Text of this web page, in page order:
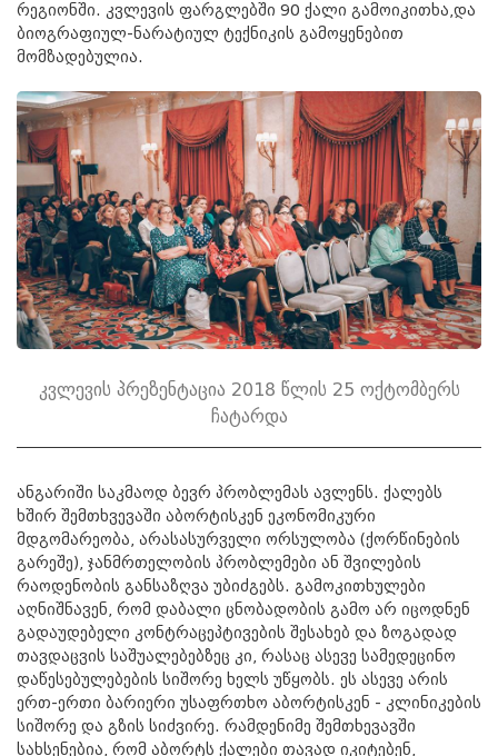
რეგიონში. კვლევის ფარგლებში 90 ქალი გამოიკითხა,და
ბიოგრაფიულ-ნარატიულ ტექნიკის გამოყენებით
მომზადებულია.
კვლევის პრეზენტაცია 2018 წლის 25 ოქტომბერს
ჩატარდა
ანგარიში საკმაოდ ბევრ პრობლემას ავლენს. ქალებს
ხშირ შემთხვევაში აბორტისკენ ეკონომიკური
მდგომარეობა, არასასურველი ორსულობა (ქორწინების
გარეშე), ჯანმრთელობის პრობლემები ან შვილების
რაოდენობის განსაზღვა უბიძგებს. გამოკითხულები
აღნიშნავენ, რომ დაბალი ცნობადობის გამო არ იცოდნენ
გადაუდებელი კონტრაცეპტივების შესახებ და ზოგადად
თავდაცვის საშუალებებზეც კი, რასაც ასევე სამედეცინო
დაწესებულებების სიშორე ხელს უწყობს. ეს ასევე არის
ერთ-ერთი ბარიერი უსაფრთხო აბორტისკენ - კლინიკების
სიშორე და გზის სიძვირე. რამდენიმე შემთხევავში
სახსენებია, რომ აბორტს ქალები თავად იკიტებენ,